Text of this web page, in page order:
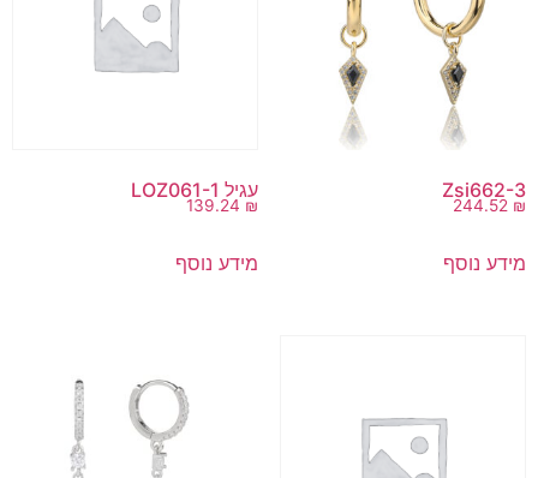
Zsi662-3
244.52 ₪
מידע נוסף
עגיל LOZ061-1
139.24 ₪
מידע נוסף